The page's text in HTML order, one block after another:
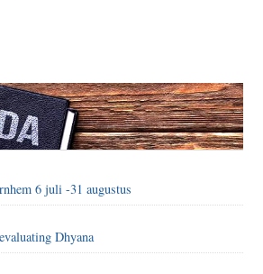
6 juli -31 augustus
Dhyana